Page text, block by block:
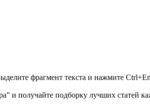
фрагмент текста и нажмите
и получайте подборку лучших статей